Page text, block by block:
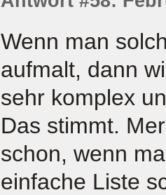
Wenn man
aufmalt, dann
sehr komplex
Das stimmt.
schon, wenn
einfache Liste